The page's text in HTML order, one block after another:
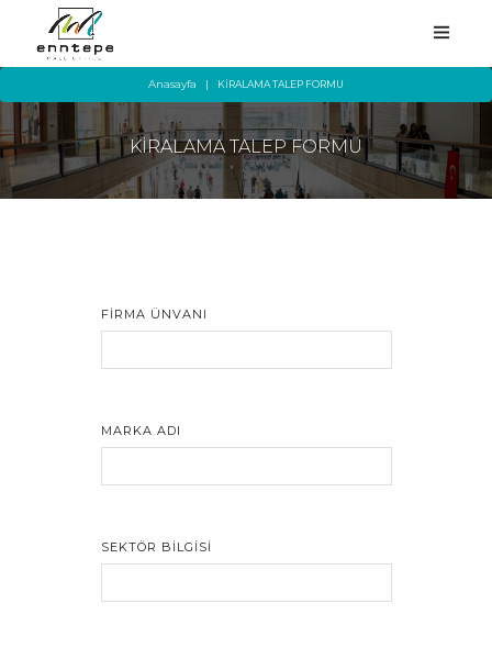
ANASAYFA
ETKİNLİKLER
KİRALAMA TALEP FORMU
Anasayfa KİRALAMA TALEP FORMU
FIRMA ÜNVANI
MARKA ADI
SEKTÖR BILGISI